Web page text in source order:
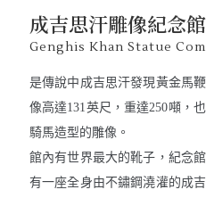
成吉思汗雕像紀念館
Genghis Khan Statue
是傳說中成吉思汗發現黃金馬
像高達131英尺，重達250噸，
騎馬造型的雕像。
館內有世界最大的靴子，紀念
有一座全身由不鏽鋼澆灌的成